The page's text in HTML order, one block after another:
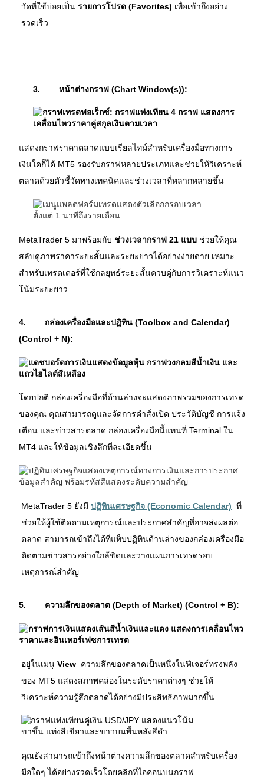
วัดที่ใช้บ่อยเป็น รายการโปรด (Favorites) เพื่อเข้าถึงอย่าง
รวดเร็ว
3. หน้าต่างกราฟ (Chart Window(s)):
แสดงกราฟราคาตลาดแบบเรียลไทม์สำหรับเครื่องมือทางการ
เงินใดก็ได้ MT5 รองรับกราฟหลายประเภทและช่วยให้วิเคราะห์
ตลาดด้วยตัวชี้วัดทางเทคนิคและช่วงเวลาที่หลากหลายขึ้น
MetaTrader 5 มาพร้อมกับ ช่วงเวลากราฟ 21 แบบ ช่วยให้คุณ
สลับดูภาพราคาระยะสั้นและระยะยาวได้อย่างง่ายดาย เหมาะ
สำหรับเทรดเดอร์ที่ใช้กลยุทธ์ระยะสั้นควบคู่กับการวิเคราะห์แนว
โน้มระยะยาว
4.
กล่องเครื่องมือและปฏิทิน (Toolbox and Calendar)
(Control + N):
โดยปกติ กล่องเครื่องมือที่ด้านล่างจะแสดงภาพรวมของการเทรด
ของคุณ คุณสามารถดูและจัดการคำสั่งเปิด ประวัติบัญชี การแจ้ง
เตือน และข่าวสารตลาด กล่องเครื่องมือนี้แทนที่ Terminal ใน
MT4 และให้ข้อมูลเชิงลึกที่ละเอียดขึ้น
MetaTrader 5 ยังมี ปฏิทินเศรษฐกิจ (Economic Calendar) ที่
ช่วยให้ผู้ใช้ติดตามเหตุการณ์และประกาศสำคัญที่อาจส่งผลต่อ
ตลาด สามารถเข้าถึงได้ที่แท็บปฏิทินด้านล่างของกล่องเครื่องมือ
ติดตามข่าวสารอย่างใกล้ชิดและวางแผนการเทรดรอบ
เหตุการณ์สำคัญ
5. ความลึกของตลาด (Depth of Market) (Control + B):
อยู่ในเมนู View ความลึกของตลาดเป็นหนึ่งในฟีเจอร์ทรงพลัง
ของ MT5 แสดงสภาพคล่องในระดับราคาต่างๆ ช่วยให้
วิเคราะห์ความรู้สึกตลาดได้อย่างมีประสิทธิภาพมากขึ้น
คุณยังสามารถเข้าถึงหน้าต่างความลึกของตลาดสำหรับเครื่อง
มือใดๆ ได้อย่างรวดเร็วโดยคลิกที่ไอคอนบนกราฟ